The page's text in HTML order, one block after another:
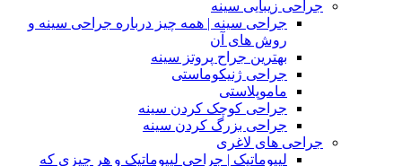
جراحی زیبایی سینه
جراحی سینه | همه چیز درباره جراحی سینه و
روش های آن
بهترین جراح پروتز سینه
جراحی ژنیکوماستی
ماموپلاستی
جراحی کوچک کردن سینه
جراحی بزرگ کردن سینه
جراحی های لاغری
لیپوماتیک | جراحی لیپوماتیک و هر چیزی که